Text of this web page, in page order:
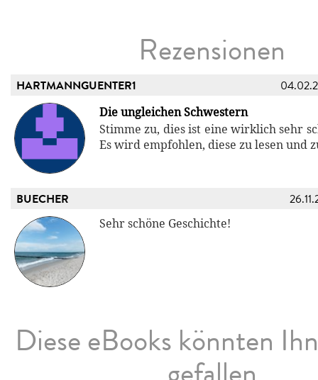
Rezensionen
HARTMANNGUENTER1
Die ungleichen Schwestern
Stimme zu, dies ist eine wirklich sehr
Es wird empfohlen, diese zu lesen und
BUECHER
Sehr schöne Geschichte!
Diese eBooks könnten